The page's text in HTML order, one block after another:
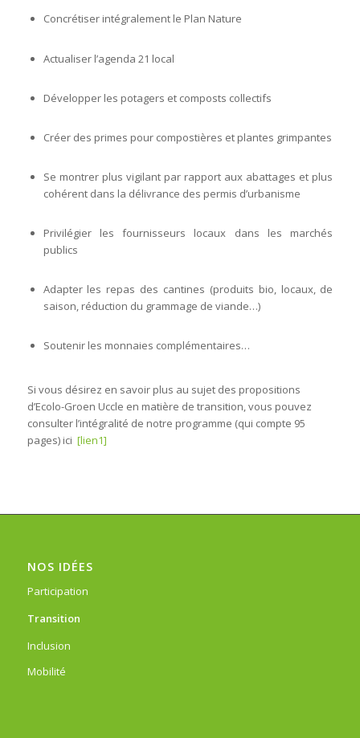
Concrétiser intégralement le Plan Nature
Actualiser l’agenda 21 local
Développer les potagers et composts collectifs
Créer des primes pour compostières et plantes grimpantes
Se montrer plus vigilant par rapport aux abattages et plus
cohérent dans la délivrance des permis d’urbanisme
Privilégier les fournisseurs locaux dans les marchés
publics
Adapter les repas des cantines (produits bio, locaux, de
saison, réduction du grammage de viande…)
Soutenir les monnaies complémentaires…
Si vous désirez en savoir plus au sujet des propositions
d’Ecolo-Groen Uccle en matière de transition, vous pouvez
consulter l’intégralité de notre programme (qui compte 95
pages) ici [lien1]
NOS IDÉES
Participation
Transition
Inclusion
Mobilité